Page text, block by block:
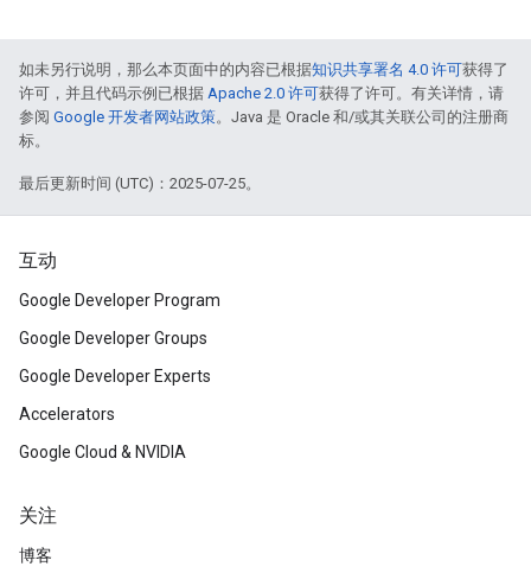
如未另行说明，那么本页面中的内容已根据知识共享署名 4.0 许可获得了
许可，并且代码示例已根据 Apache 2.0 许可获得了许可。有关详情，请
参阅 Google 开发者网站政策。Java 是 Oracle 和/或其关联公司的注册商
标。
最后更新时间 (UTC)：2025-07-25。
互动
Google Developer Program
Google Developer Groups
Google Developer Experts
Accelerators
Google Cloud & NVIDIA
关注
博客